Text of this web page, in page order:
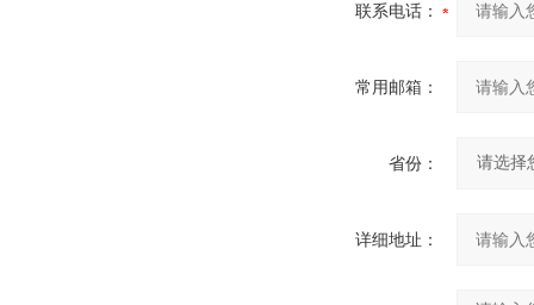
联系电话：
常用邮箱：
省份：
详细地址：